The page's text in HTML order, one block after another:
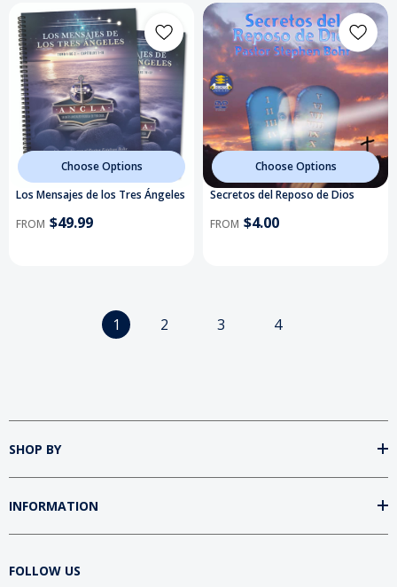
Choose Options
Los Mensajes de los Tres Ángeles
FROM $49.99
Choose Options
Secretos del Reposo de Dios
FROM $4.00
1 2 3 4
SHOP BY
INFORMATION
FOLLOW US